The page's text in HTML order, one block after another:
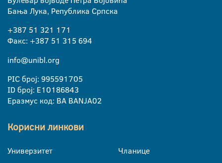
Бања Лука, Република Српска
+387 51 321 171
Факс: +387 51 315 694
info@unibl.org
PIC број: 995591705
ID број: E10186843
Еразмус код: BA BANJA02
Корисни линкови
Универзитет Чланице